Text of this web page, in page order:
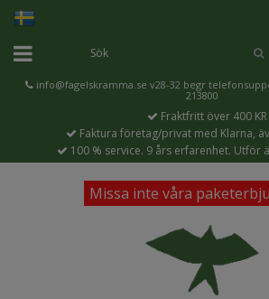
info@fagelskramma.se v28-32 begr
213800
Fraktfritt över 400 KR
Faktura företag/privat med Klarna,
100 % service. 9 års erfarenhet. Utför
Missa inte våra